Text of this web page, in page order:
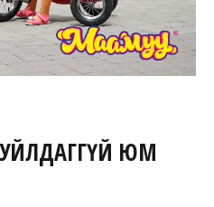
УЙЛДАГГҮЙ ЮМ